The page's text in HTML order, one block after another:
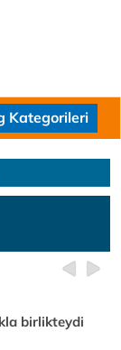
Kategorileri
birlikteydi